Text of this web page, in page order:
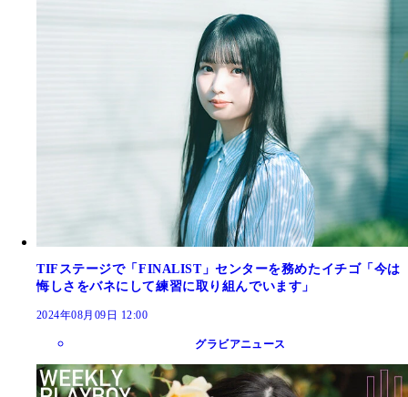
TIFステージで「FINALIST」センターを務めたイチゴ「今は
悔しさをバネにして練習に取り組んでいます」
2024年08月09日 12:00
グラビアニュース